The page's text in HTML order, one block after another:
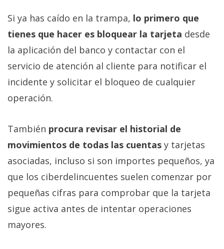
Si ya has caído en la trampa, lo primero que
tienes que hacer es bloquear la tarjeta desde
la aplicación del banco y contactar con el
servicio de atención al cliente para notificar el
incidente y solicitar el bloqueo de cualquier
operación.
También procura revisar el historial de
movimientos de todas las cuentas y tarjetas
asociadas, incluso si son importes pequeños, ya
que los ciberdelincuentes suelen comenzar por
pequeñas cifras para comprobar que la tarjeta
sigue activa antes de intentar operaciones
mayores.